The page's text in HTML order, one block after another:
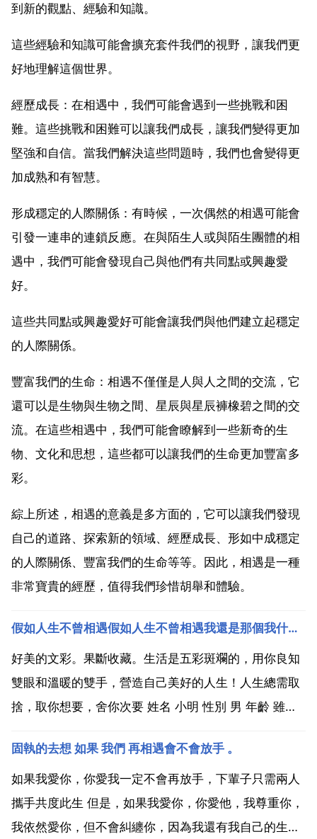
到新的觀點、經驗和知識。
這些經驗和知識可能會擴充套件我們的視野，讓我們更
好地理解這個世界。
經歷成長：在相遇中，我們可能會遇到一些挑戰和困
難。這些挑戰和困難可以讓我們成長，讓我們變得更加
堅強和自信。當我們解決這些問題時，我們也會變得更
加成熟和有智慧。
形成穩定的人際關係：有時候，一次偶然的相遇可能會
引發一連串的連鎖反應。在與陌生人或與陌生團體的相
遇中，我們可能會發現自己與他們有共同點或興趣愛
好。
這些共同點或興趣愛好可能會讓我們與他們建立起穩定
的人際關係。
豐富我們的生命：相遇不僅僅是人與人之間的交流，它
還可以是生物與生物之間、星辰與星辰褲橡碧之間的交
流。在這些相遇中，我們可能會瞭解到一些新奇的生
物、文化和思想，這些都可以讓我們的生命更加豐富多
彩。
綜上所述，相遇的意義是多方面的，它可以讓我們發現
自己的道路、探索新的領域、經歷成長、形如中成穩定
的人際關係、豐富我們的生命等等。因此，相遇是一種
非常寶貴的經歷，值得我們珍惜胡舉和體驗。
假如人生不曾相遇假如人生不曾相遇我還是那個我什麼意思
好美的文彩。果斷收藏。生活是五彩斑斕的，用你良知
雙眼和溫暖的雙手，營造自己美好的人生！人生總需取
捨，取你想要，舍你次要 姓名 小明 性別 男 年齡 雖然
滅亡 擅長 將墨水弄在作業本上 把雞兔關在一個籠子裡
同時開兩個閘門又放水又灌水 走到學校門...
固執的去想 如果 我們 再相遇會不會放手 。
如果我愛你，你愛我一定不會再放手，下輩子只需兩人
攜手共度此生 但是，如果我愛你，你愛他，我尊重你，
我依然愛你，但不會糾纏你，因為我還有我自己的生活